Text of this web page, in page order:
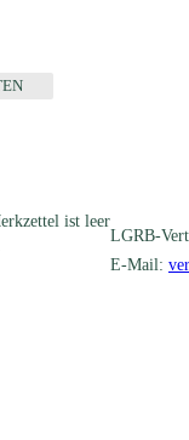
ist leer
LGRB-
E-Mail: